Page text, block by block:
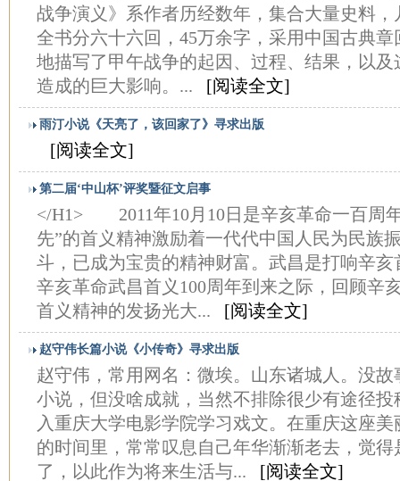
战争演义》系作者历经数年，集合大量史料
全书分六十六回，45万余字，采用中国古典
地描写了甲午战争的起因、过程、结果，以
造成的巨大影响。... [阅读全文]
雨汀小说《天亮了，该回家了》寻求出版
[阅读全文]
第二届‘中山杯’评奖暨征文启事
</H1> 2011年10月10日是辛亥革命一百周
先”的首义精神激励着一代代中国人民为民族
斗，已成为宝贵的精神财富。武昌是打响辛
辛亥革命武昌首义100周年到来之际，回顾辛
首义精神的发扬光大... [阅读全文]
赵守伟长篇小说《小传奇》寻求出版
赵守伟，常用网名：微埃。山东诸城人。没
小说，但没啥成就，当然不排除很少有途径
入重庆大学电影学院学习戏文。在重庆这座
的时间里，常常叹息自己年华渐渐老去，觉
了，以此作为将来生活与... [阅读全文]